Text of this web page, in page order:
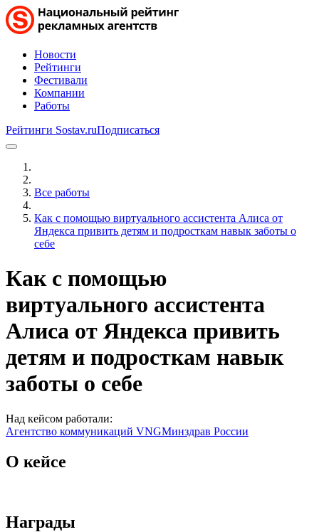
Новости
Рейтинги
Фестивали
Компании
Работы
Рейтинги Sostav.ruПодписаться
Все работы
Как с помощью виртуального ассистента Алиса от
Яндекса привить детям и подросткам навык заботы о
себе
Как с помощью
виртуального ассистента
Алиса от Яндекса привить
детям и подросткам навык
заботы о себе
Над кейсом работали:
Агентство коммуникаций VNGМинздрав России
О кейсе
Награды